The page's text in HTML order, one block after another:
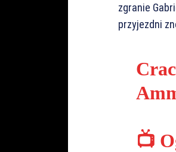
zgranie
przyjezdni
📺